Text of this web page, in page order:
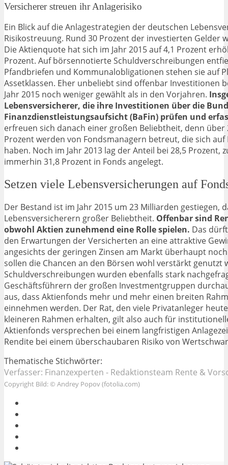
Versicherer streuen ihr Anlagerisiko
Ein Blick auf die Anlagestrategien der deutschen
Risikostreuung. Rund 30 Prozent der investierten Gelder
Die Aktienquote hat sich im Jahr 2015 auf 4,1 Prozent
Prozent. Auf börsennotierte Schuldverschreibungen
Pfandbriefen und Kommunalobligationen stehen sie auf
Assetklassen. Eher unbeliebt sind offenbar Investitionen
Jahr 2015 noch weniger gewählt als in den Vorjahren.
Lebensversicherer, die ihre Investitionen über die
Finanzdienstleistungsaufsicht (BaFin) prüfen und
erfreuen sich danach einer großen Beliebtheit, denn
Prozent werden von Fondsmanagern betreut, die sich
haben. Noch im Jahr 2013 lag der Anteil bei 28,5 Prozent,
immerhin 31,8 Prozent in Fonds angelegt.
Setzen viele Lebensversicherungen auf
Der Bestand ist im Jahr 2015 um 23 Milliarden gestiegen,
Lebensversicherern großer Beliebtheit. Offenbar sind
obwohl Aktien zunehmend eine Rolle spielen. Das
den Erwartungen der Versicherten an eine attraktive
angesichts der geringen Zinsen am Markt überhaupt
sollen die Chancen an den Börsen wohl verstärkt
Schuldverschreibungen wurden ebenfalls stark
Geschäftsführern der großen Investmentgruppen
aus, dass Aktienfonds mehr und mehr einen breiten
einnehmen werden. Der Rat, den viele Privatanleger
kleineren Rahmen erhalten, gilt also auch für
Aktienfonds versprechen bei einem langfristigen
Rendite bei einem überschaubaren Risiko von
Thematische Stichwörter:
Verfasser: Finanzexperten - Redaktionsteam Rente &
Copyright Bild: © Andrey Popov (fotolia.com)